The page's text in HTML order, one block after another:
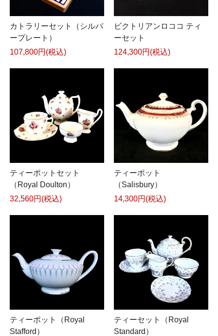
カトラリーセット（シルバ
ープレート）
107,800円(税込)
ビクトリアンロココ ティ
ーセット
124,300円(税込)
ティーポットセット
（Royal Doulton）
32,560円(税込)
ティーポット
（Salisbury）
14,300円(税込)
ティーポット（Royal
Stafford）
ティーセット（Royal
Standard）